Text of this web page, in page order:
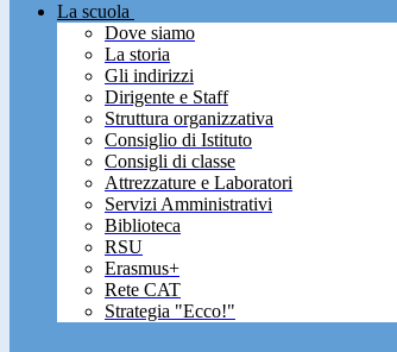
La scuola
Dove siamo
La storia
Gli indirizzi
Dirigente e Staff
Struttura organizzativa
Consiglio di Istituto
Consigli di classe
Attrezzature e Laboratori
Servizi Amministrativi
Biblioteca
RSU
Erasmus+
Rete CAT
Strategia "Ecco!"